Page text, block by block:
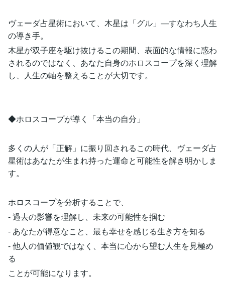
ヴェーダ占星術において、木星は「グル」—すなわち人生
の導き手。
木星が双子座を駆け抜けるこの期間、表面的な情報に惑わ
されるのではなく、あなた自身のホロスコープを深く理解
し、人生の軸を整えることが大切です。
◆ホロスコープが導く「本当の自分」
多くの人が「正解」に振り回されるこの時代、ヴェーダ占
星術はあなたが生まれ持った運命と可能性を解き明かしま
す。
ホロスコープを分析することで、
- 過去の影響を理解し、未来の可能性を掴む
- あなたが得意なこと、最も幸せを感じる生き方を知る
- 他人の価値観ではなく、本当に心から望む人生を見極め
る
ことが可能になります。